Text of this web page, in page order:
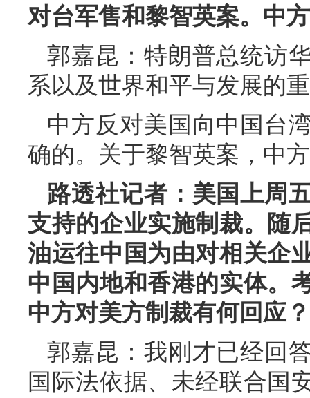
对台军售和黎智英案。中
郭嘉昆：特朗普总统访
系以及世界和平与发展的
中方反对美国向中国台
确的。关于黎智英案，中
路透社记者：美国上周
支持的企业实施制裁。随
油运往中国为由对相关企
中国内地和香港的实体。
中方对美方制裁有何回应
郭嘉昆：我刚才已经回
国际法依据、未经联合国